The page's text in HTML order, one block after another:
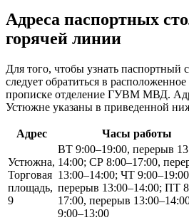
Адреса паспортных
горячей линии
Для того, чтобы узнать паспортный
следует обратиться в
прописке отделение ГУВМ МВД.
Устюжне указаны в приведенной
Адрес Часы работы
Устюжна,
Торговая
площадь,
9
ВТ 9:00–19:00, перерыв
14:00; СР 8:00–17:00,
13:00–14:00; ЧТ
перерыв 13:00–14:00; ПТ
17:00, перерыв
9:00–13:00